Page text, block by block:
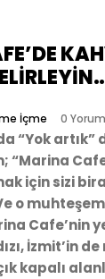
İçme 0 Yorum
“Yok
“Marina
için sizi
o
Cafe’nin
İzmit’in
kapalı